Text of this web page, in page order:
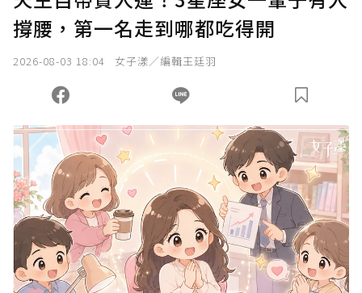
撐腰，第一名走到哪都吃得開
2026-08-03 18:04 女子漾／編輯王廷羽